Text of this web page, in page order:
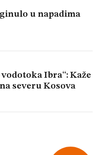
u napadima
Ibra“: Kaže
severu Kosova